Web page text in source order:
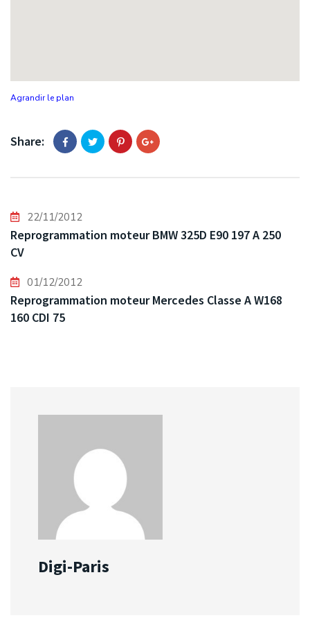
Agrandir le plan
Share:
22/11/2012
Reprogrammation moteur BMW 325D E90 197 A 250
CV
01/12/2012
Reprogrammation moteur Mercedes Classe A W168
160 CDI 75
Digi-Paris